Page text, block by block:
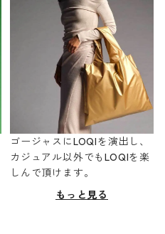
ゴージャスにLOQIを演出し、
カジュアル以外でもLOQIを楽
しんで頂けます。
もっと見る